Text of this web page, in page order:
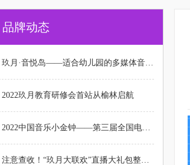
品牌动态
玖月·音悦岛——适合幼儿园的多媒体音乐启蒙课程
2022玖月教育研修会首站从榆林启航
2022中国音乐小金钟——第三届全国电子键盘展演北京选拔赛圆满结束
注意查收！“玖月大联欢”直播大礼包整装待发！